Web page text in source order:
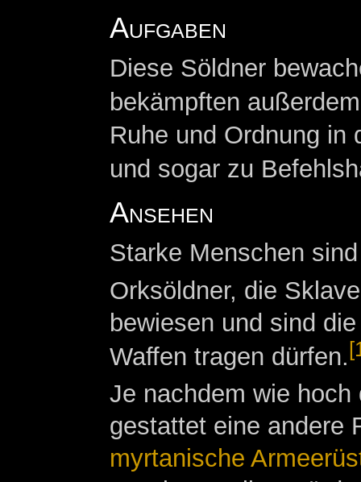
Aufgaben
Diese Söldner
bekämpften
Ruhe und Ordnung in
und sogar zu
Ansehen
Starke Menschen
Orksöldner, die
bewiesen und sind
Waffen tragen dürfen.
Je nachdem wie
gestattet eine andere
myrtanische